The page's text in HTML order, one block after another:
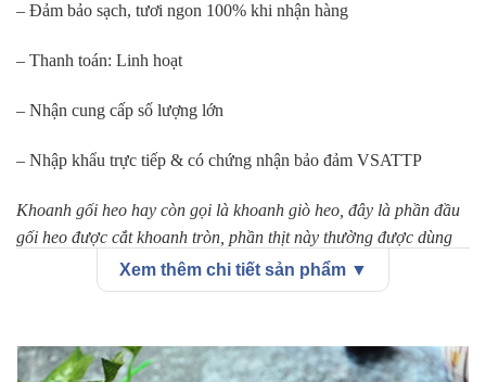
– Đảm bảo sạch, tươi ngon 100% khi nhận hàng
– Thanh toán: Linh hoạt
– Nhận cung cấp số lượng lớn
– Nhập khẩu trực tiếp & có chứng nhận bảo đảm VSATTP
Khoanh gối heo hay còn gọi là khoanh giò heo, đây là phần đầu
gối heo được cắt khoanh tròn, phần thịt này thường được dùng
để hầm canh lấy cốt thích hợp bồi bổ sức khoẻ, nấu bún….
phẩm này sẽ giúp cho bữa cơm gia đình thêm phần hấp dẫn đấy.
Xem thêm chi tiết sản phẩm ▼